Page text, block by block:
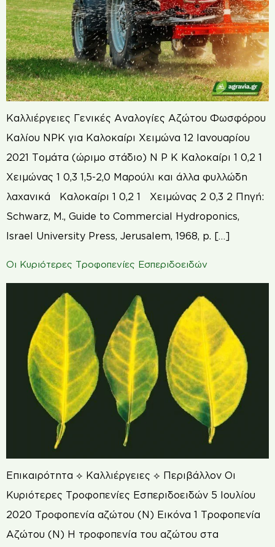
Καλλιέργειες Γενικές Αναλογίες Αζώτου Φωσφόρου
Καλίου NPK για Καλοκαίρι Χειμώνα 12 Ιανουαρίου
2021 Τομάτα (ώριμο στάδιο) N P K Καλοκαίρι 1 0,2 1
Χειμώνας 1 0,3 1,5-2,0 Μαρούλι και άλλα φυλλώδη
λαχανικά Καλοκαίρι 1 0,2 1 Χειμώνας 2 0,3 2 Πηγή:
Schwarz, M., Guide to Commercial Hydroponics,
Israel University Press, Jerusalem, 1968, p. […]
Οι Κυριότερες Τροφοπενίες Εσπεριδοειδών
Επικαιρότητα ⟡ Καλλιέργειες ⟡ Περιβάλλον Οι
Κυριότερες Τροφοπενίες Εσπεριδοειδών 5 Ιουλίου
2020 Τροφοπενία αζώτου (N) Εικόνα 1 Τροφοπενία
Αζώτου (N) Η τροφοπενία του αζώτου στα